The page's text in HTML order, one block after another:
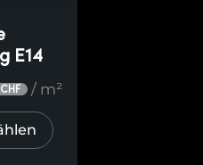
E14
CHF / m²